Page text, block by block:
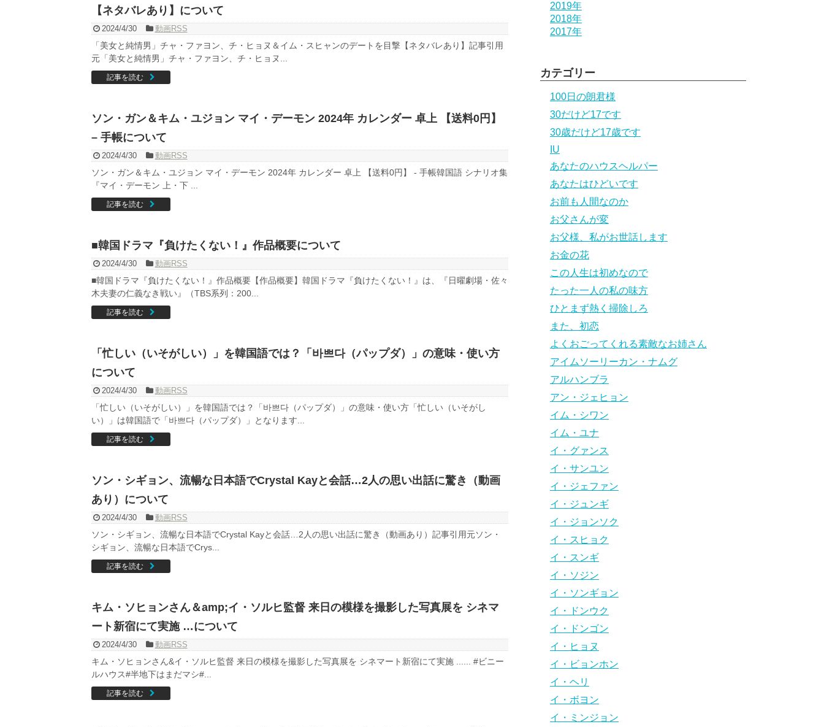
【ネタバレあり】について
2024/4/30 動画RSS
「美女と純情男」チャ・ファヨン、チ・ヒョヌ＆イム・スヒャンのデートを目撃【ネタバレあり】記事引用
元「美女と純情男」チャ・ファヨン、チ・ヒョヌ...
記事を読む
ソン・ガン＆キム・ユジョン マイ・デーモン 2024年 カレンダー 卓上 【送料0円】
– 手帳について
2024/4/30 動画RSS
ソン・ガン＆キム・ユジョン マイ・デーモン 2024年 カレンダー 卓上 【送料0円】 - 手帳韓国語 シナリオ集
『マイ・デーモン 上・下 ...
記事を読む
■韓国ドラマ『負けたくない！』作品概要について
2024/4/30 動画RSS
■韓国ドラマ『負けたくない！』作品概要【作品概要】韓国ドラマ『負けたくない！』は、『日曜劇場・佐々
木夫妻の仁義なき戦い』（TBS系列：200...
記事を読む
「忙しい（いそがしい）」を韓国語では？「바쁘다（パップダ）」の意味・使い方
について
2024/4/30 動画RSS
「忙しい（いそがしい）」を韓国語では？「바쁘다（パップダ）」の意味・使い方「忙しい（いそがし
い）」は韓国語で「바쁘다（パップダ）」となります...
記事を読む
ソン・シギョン、流暢な日本語でCrystal Kayと会話…2人の思い出話に驚き（動画
あり）について
2024/4/30 動画RSS
ソン・シギョン、流暢な日本語でCrystal Kayと会話…2人の思い出話に驚き（動画あり）記事引用元ソン・
シギョン、流暢な日本語でCrys...
記事を読む
キム・ソヒョンさん＆amp;イ・ソルヒ監督 来日の模様を撮影した写真展を シネマ
ート新宿にて実施 …について
2024/4/30 動画RSS
キム・ソヒョンさん&イ・ソルヒ監督 来日の模様を撮影した写真展を シネマート新宿にて実施 ...... #ビニー
ルハウス#半地下はまだマシ#...
記事を読む
2019年
2018年
2017年
カテゴリー
100日の朗君様
30だけど17です
30歳だけど17歳です
IU
あなたのハウスヘルパー
あなたはひどいです
お前も人間なのか
お父さんが変
お父様、私がお世話します
お金の花
この人生は初めなので
たった一人の私の味方
ひとまず熱く掃除しろ
また、初恋
よくおごってくれる素敵なお姉さん
アイムソーリーカン・ナムグ
アルハンブラ
アン・ジェヒョン
イム・シワン
イム・ユナ
イ・グァンス
イ・サンユン
イ・ジェファン
イ・ジュンギ
イ・ジョンソク
イ・スヒョク
イ・スンギ
イ・ソジン
イ・ソンギョン
イ・ドンウク
イ・ドンゴン
イ・ヒョヌ
イ・ビョンホン
イ・ヘリ
イ・ボヨン
イ・ミンジョン